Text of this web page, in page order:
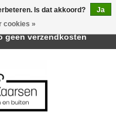
Is dat akkoord?
Ja
cookies »
Cadeau | Belvederelaan
geen verzendkosten